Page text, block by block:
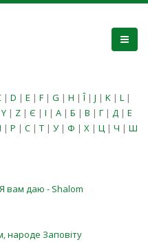
| D | E | F | G | H |Î | J | K | L |
Y | Z | Є | І | А | Б | В | Г | Д | Е
| Р | С | Т | У | Ф | Х | Ц | Ч | Ш
вам даю - Shalom
Заповіту